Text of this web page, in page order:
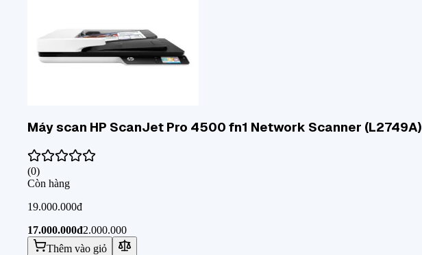
Máy scan HP ScanJet Pro 4500 fn1 Network Scanner (L2749A)
(0)
Còn hàng
19.000.000đ
17.000.000đ2.000.000
Thêm vào giỏ